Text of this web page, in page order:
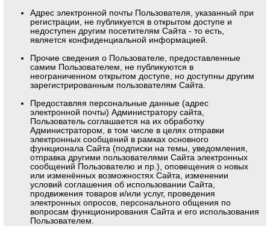
Адрес электронной почты Пользователя, указанный при
регистрации, не публикуется в открытом доступе и
недоступен другим посетителям Сайта - то есть,
является конфиденциальной информацией.
Прочие сведения о Пользователе, предоставленные
самим Пользователем, не публикуются в
неограниченном открытом доступе, но доступны другим
зарегистрированным пользователям Сайта.
Предоставляя персональные данные (адрес
электронной почты) Администратору сайта,
Пользователь соглашается на их обработку
Администратором, в том числе в целях отправки
электронных сообщений в рамках основного
функционала Сайта (подписки на темы, уведомления,
отправка другими пользователями Сайта электронных
сообщений Пользователю и пр.), оповещения о новых
или изменённых возможностях Сайта, изменении
условий соглашения об использовании Сайта,
продвижения товаров и/или услуг, проведения
электронных опросов, персонального общения по
вопросам функционирования Сайта и его использования
Пользователем.